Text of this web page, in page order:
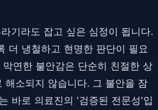
기라도 잡고 싶은 심정이 됩니다.
더 냉철하고 현명한 판단이 필요
연한 불안감은 단순히 친절한 상
해소되지 않습니다. 그 불안을 잠
바로 의료진의 '검증된 전문성'입